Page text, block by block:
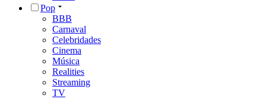
Pop
BBB
Carnaval
Celebridades
Cinema
Música
Realities
Streaming
TV